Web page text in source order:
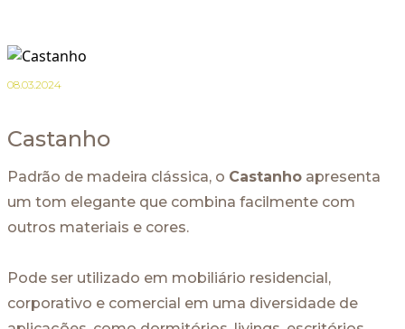
08.03.2024
Castanho
Padrão de madeira clássica, o Castanho apresenta
um tom elegante que combina facilmente com
outros materiais e cores.
Pode ser utilizado em mobiliário residencial,
corporativo e comercial em uma diversidade de